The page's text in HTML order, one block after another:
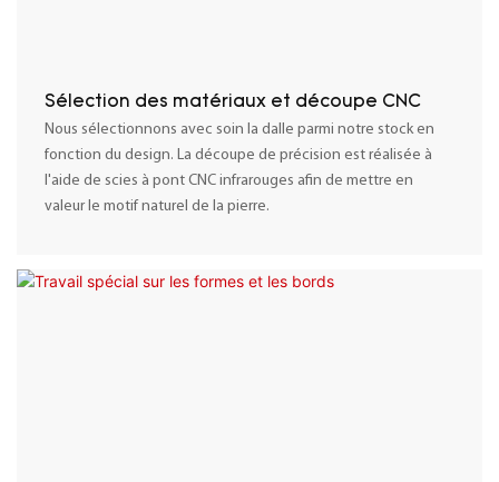
Sélection des matériaux et découpe CNC
Nous sélectionnons avec soin la dalle parmi notre stock en
fonction du design. La découpe de précision est réalisée à
l'aide de scies à pont CNC infrarouges afin de mettre en
valeur le motif naturel de la pierre.